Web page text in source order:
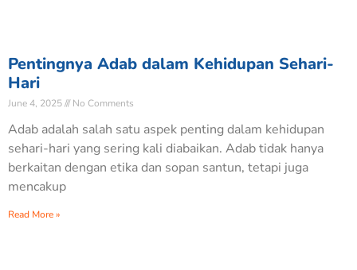
Pentingnya Adab dalam Kehidupan Sehari-
Hari
June 4, 2025 No Comments
Adab adalah salah satu aspek penting dalam kehidupan
sehari-hari yang sering kali diabaikan. Adab tidak hanya
berkaitan dengan etika dan sopan santun, tetapi juga
mencakup
Read More »